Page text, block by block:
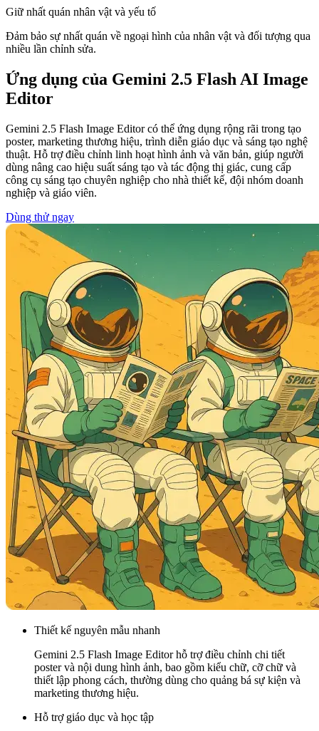
Giữ nhất quán nhân vật và yếu tố
Đảm bảo sự nhất quán về ngoại hình của nhân vật và đối tượng qua
nhiều lần chỉnh sửa.
Ứng dụng của Gemini 2.5 Flash AI Image
Editor
Gemini 2.5 Flash Image Editor có thể ứng dụng rộng rãi trong tạo
poster, marketing thương hiệu, trình diễn giáo dục và sáng tạo nghệ
thuật. Hỗ trợ điều chỉnh linh hoạt hình ảnh và văn bản, giúp người
dùng nâng cao hiệu suất sáng tạo và tác động thị giác, cung cấp
công cụ sáng tạo chuyên nghiệp cho nhà thiết kế, đội nhóm doanh
nghiệp và giáo viên.
Dùng thử ngay
Thiết kế nguyên mẫu nhanh
Gemini 2.5 Flash Image Editor hỗ trợ điều chỉnh chi tiết
poster và nội dung hình ảnh, bao gồm kiểu chữ, cỡ chữ và
thiết lập phong cách, thường dùng cho quảng bá sự kiện và
marketing thương hiệu.
Hỗ trợ giáo dục và học tập